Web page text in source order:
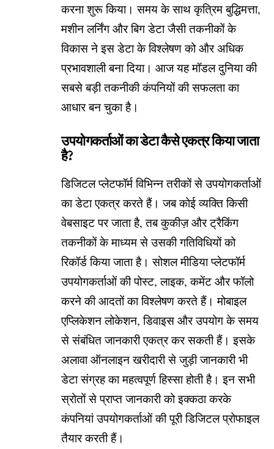
करना शुरू किया। समय के साथ कृत्रिम बुद्धिमत्ता,
मशीन लर्निंग और बिग डेटा जैसी तकनीकों के
विकास ने इस डेटा के विश्लेषण को और अधिक
प्रभावशाली बना दिया। आज यह मॉडल दुनिया की
सबसे बड़ी तकनीकी कंपनियों की सफलता का
आधार बन चुका है।
उपयोगकर्ताओं का डेटा कैसे एकत्र किया जाता
है?
डिजिटल प्लेटफॉर्म विभिन्न तरीकों से उपयोगकर्ताओं
का डेटा एकत्र करते हैं। जब कोई व्यक्ति किसी
वेबसाइट पर जाता है, तब कुकीज़ और ट्रैकिंग
तकनीकों के माध्यम से उसकी गतिविधियों को
रिकॉर्ड किया जाता है। सोशल मीडिया प्लेटफॉर्म
उपयोगकर्ताओं की पोस्ट, लाइक, कमेंट और फॉलो
करने की आदतों का विश्लेषण करते हैं। मोबाइल
एप्लिकेशन लोकेशन, डिवाइस और उपयोग के समय
से संबंधित जानकारी एकत्र कर सकती हैं। इसके
अलावा ऑनलाइन खरीदारी से जुड़ी जानकारी भी
डेटा संग्रह का महत्वपूर्ण हिस्सा होती है। इन सभी
स्रोतों से प्राप्त जानकारी को इक्कठा करके
कंपनियां उपयोगकर्ताओं की पूरी डिजिटल प्रोफाइल
तैयार करती हैं।